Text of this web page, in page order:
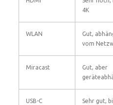
4K
WLAN
Gut,
vom
Miracast
Gut, aber
USB-C Sehr gut,